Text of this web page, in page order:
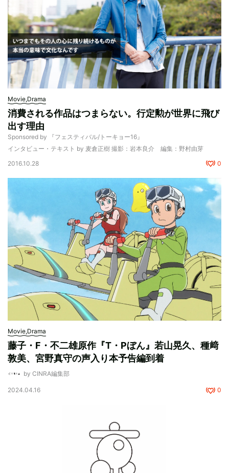
Movie,Drama
消費される作品はつまらない。行定勲が世界に飛び
出す理由
Sponsored by 『フェスティバル/トーキョー16』
インタビュー・テキスト by 麦倉正樹 撮影：岩本良介 編集：野村由芽
2016.10.28
0
Movie,Drama
藤子・F・不二雄原作『T・Pぼん』若山晃久、種﨑
敦美、宮野真守の声入り本予告編到着
by CINRA編集部
2024.04.16 0